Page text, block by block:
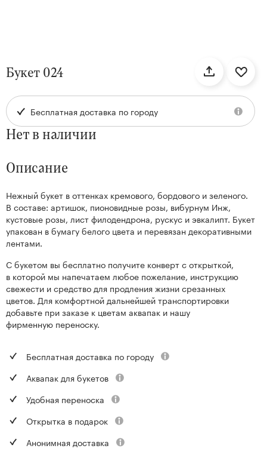
Kenzan
Collection
Букет 024
Бесплатная доставка по городу
Нет в наличии
Описание
Нежный букет в оттенках кремового, бордового и зеленого.
В составе: артишок, пионовидные розы, вибурнум Инж,
кустовые розы, лист филодендрона, рускус и эвкалипт. Букет
упакован в бумагу белого цвета и перевязан декоративными
лентами.
С букетом вы бесплатно получите конверт с открыткой,
в которой мы напечатаем любое пожелание, инструкцию
свежести и средство для продления жизни срезанных
цветов. Для комфортной дальнейшей транспортировки
добавьте при заказе к цветам аквапак и нашу
фирменную переноску.
Бесплатная доставка по городу
Аквапак для букетов
Удобная переноска
Открытка в подарок
Анонимная доставка